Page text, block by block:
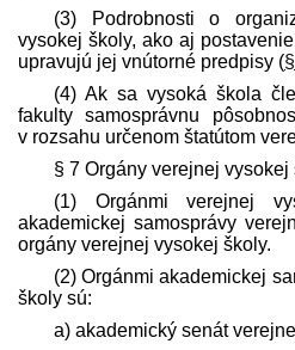
(3) Podrobnosti o
vysokej školy, ako aj
upravujú jej vnútorné pred­pisy (
(4) Ak sa vysoká škola
fakulty samosprávnu
v rozsahu určenom štatútom
§ 7 Orgány verejnej vysokej
(1) Orgánmi verejnej
akademickej samosprávy
orgány verejnej vysokej školy.
(2) Orgánmi akademickej
školy sú:
a) akademický senát